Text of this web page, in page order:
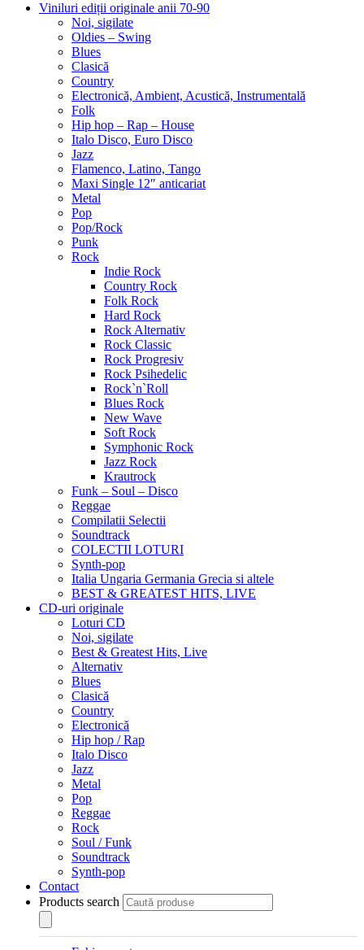
Viniluri ediții originale anii 70-90
Noi, sigilate
Oldies – Swing
Blues
Clasică
Country
Electronică, Ambient, Acustică, Instrumentală
Folk
Hip hop – Rap – House
Italo Disco, Euro Disco
Jazz
Flamenco, Latino, Tango
Maxi Single 12″ anticariat
Metal
Pop
Pop/Rock
Punk
Rock
Indie Rock
Country Rock
Folk Rock
Hard Rock
Rock Alternativ
Rock Classic
Rock Progresiv
Rock Psihedelic
Rock`n`Roll
Blues Rock
New Wave
Soft Rock
Symphonic Rock
Jazz Rock
Krautrock
Funk – Soul – Disco
Reggae
Compilatii Selectii
Soundtrack
COLECTII LOTURI
Synth-pop
Italia Ungaria Germania Grecia si altele
BEST & GREATEST HITS, LIVE
CD-uri originale
Loturi CD
Noi, sigilate
Best & Greatest Hits, Live
Alternativ
Blues
Clasică
Country
Electronică
Hip hop / Rap
Italo Disco
Jazz
Metal
Pop
Reggae
Rock
Soul / Funk
Soundtrack
Synth-pop
Contact
Products search